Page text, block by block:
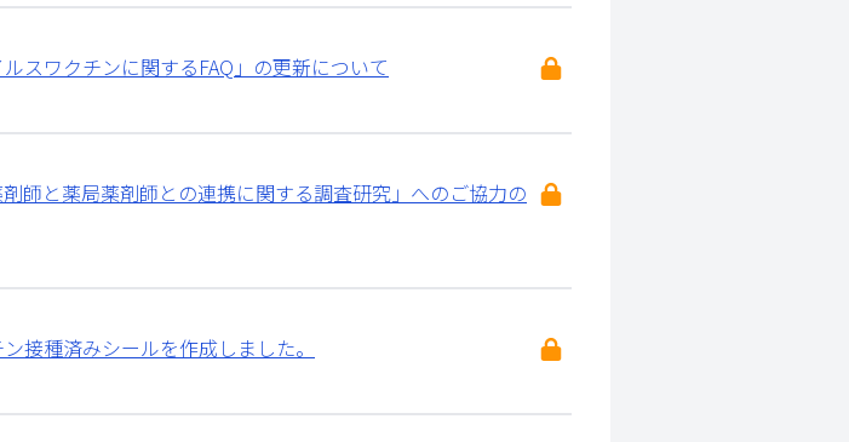
スワクチンに関するFAQ」の更新について
師と薬局薬剤師との連携に関する調査研究」へのご協力の
接種済みシールを作成しました。